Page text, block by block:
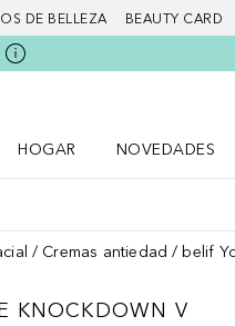
DE BELLEZA BEAUTY CARD
HOGAR
NOVEDADES
Cremas antiedad belif
KNOCKDOWN V